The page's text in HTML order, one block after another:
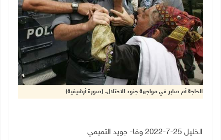
الحاجة أم صابر في مواجهة جنود الاحتلال. (صورة أرشيفية)
الخليل 25-7-2022 وفا- جويد التميمي